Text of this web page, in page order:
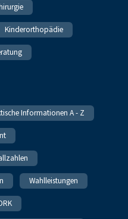
Kinderorthopädie
Informationen A - Z
Wahlleistungen